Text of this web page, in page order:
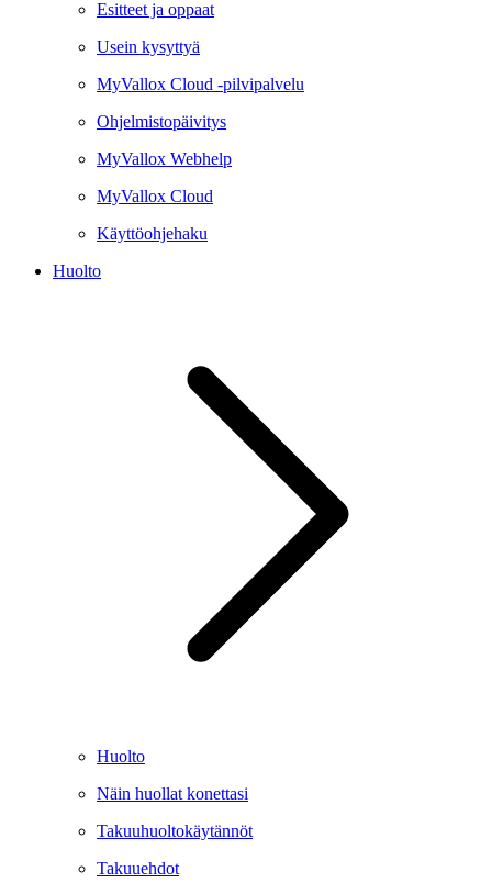
Esitteet ja oppaat
Usein kysyttyä
MyVallox Cloud -pilvipalvelu
Ohjelmistopäivitys
MyVallox Webhelp
MyVallox Cloud
Käyttöohjehaku
Huolto
Huolto
Näin huollat konettasi
Takuuhuoltokäytännöt
Takuuehdot